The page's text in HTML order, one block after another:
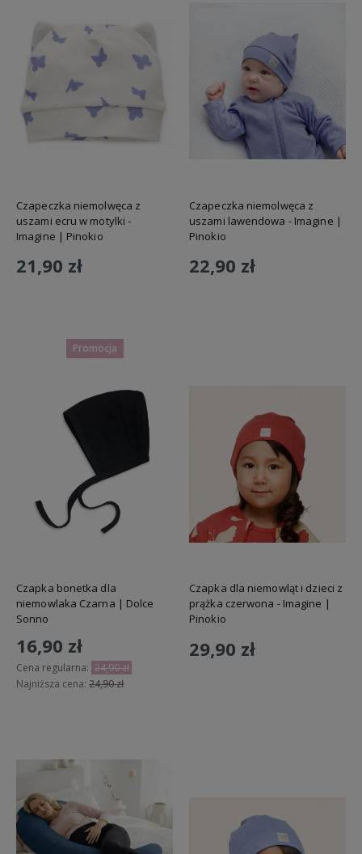
Czapeczka niemolwęca z
uszami ecru w motylki -
Imagine | Pinokio
21,90 zł
Czapeczka niemolwęca z
uszami lawendowa - Imagine |
Pinokio
22,90 zł
Czapka bonetka dla
niemowlaka Czarna | Dolce
Sonno
16,90 zł
Cena regularna: 24,90 zł
Najniższa cena: 24,90 zł
Promocja
Czapka dla niemowląt i dzieci z
prążka czerwona - Imagine |
Pinokio
29,90 zł